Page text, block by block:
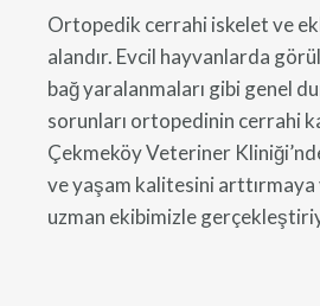
Ortopedik cerrahi iskelet ve
alandır. Evcil hayvanlarda
bağ yaralanmaları gibi genel
sorunları ortopedinin cerrahi
Çekmeköy Veteriner
ve yaşam kalitesini
uzman ekibimizle